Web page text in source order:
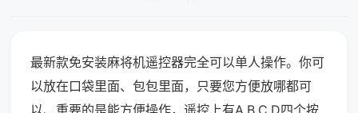
最新款免安装麻将机遥控器完全可以单人操作。你可
以放在口袋里面、包包里面，只要您方便放哪都可
以、重要的是能方便操作，遥控上有A,B,C,D四个按